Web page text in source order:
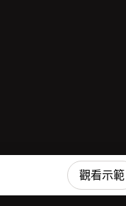
觀看示範